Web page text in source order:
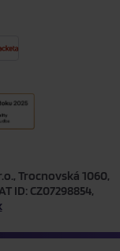
Trocnovská 1060,
ID: CZ07298854,